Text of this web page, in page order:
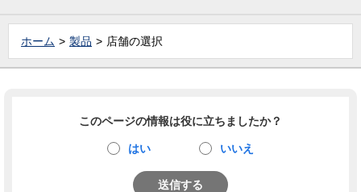
ホーム 製品 店舗の選択
このページの情報は役に立ちましたか？
はい いいえ
送信する